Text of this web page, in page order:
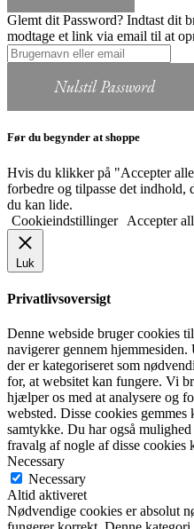
Glemt dit Password? Indtast dit
modtage et link via email til at
Nulstil Password
Før du begynder at shoppe
Hvis du klikker på "Accepter
forbedre og tilpasse det indhold,
du kan lide.
Cookieindstillinger
Accepter
Luk
Privatlivsoversigt
Denne webside bruger cookies
navigerer gennem hjemmesiden.
der er kategoriseret som
for, at websitet kan fungere. Vi
hjælper os med at analysere og
websted. Disse cookies
samtykke. Du har også
fravalg af nogle af disse cookies
Necessary
Necessary
Altid aktiveret
Nødvendige cookies er absolut